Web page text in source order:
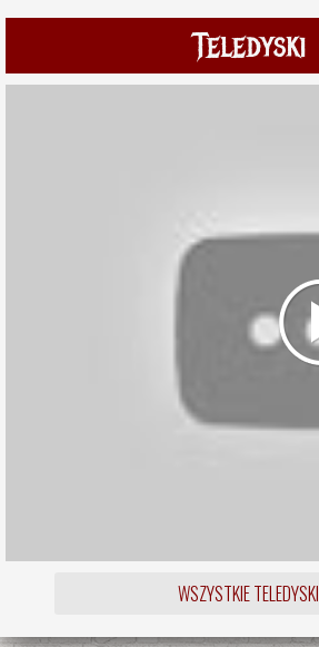
Teledyski
WSZYSTKIE TELEDYSKI